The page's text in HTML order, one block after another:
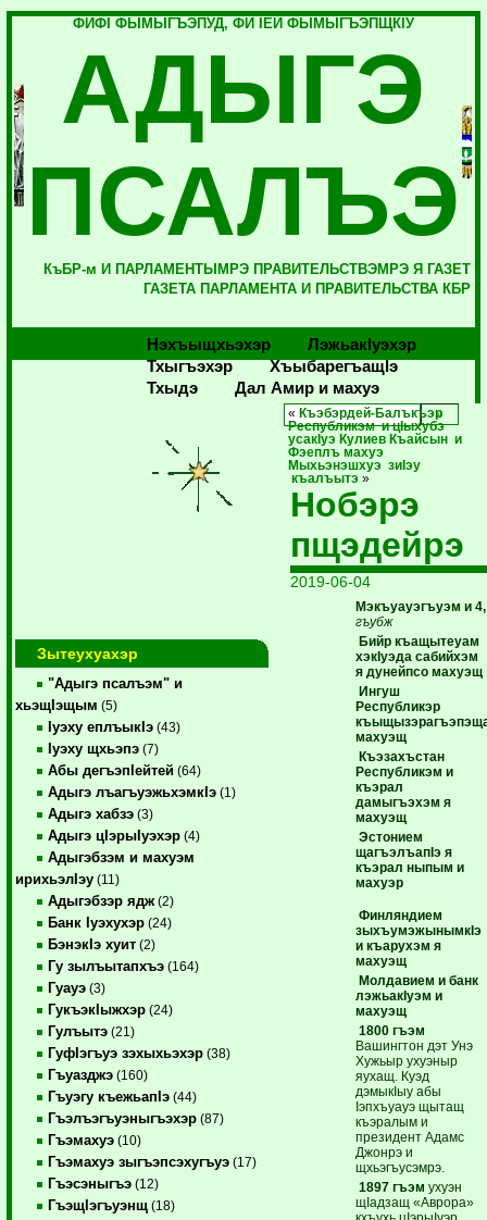
ФИФI ФЫМЫГЪЭПУД, ФИ IЕЙ ФЫМЫГЪЭПЩКIУ
АДЫГЭ
ПСАЛЪЭ
КъБР-м И ПАРЛАМЕНТЫМРЭ ПРАВИТЕЛЬСТВЭМРЭ Я ГАЗЕТ
ГАЗЕТА ПАРЛАМЕНТА И ПРАВИТЕЛЬСТВА КБР
Нэхъыщхьэхэр
Лэжьакlуэхэр
Тхыгъэхэр
Хъыбарегъащlэ
Тхыдэ
Дал Амир и махуэ
Зытеухуахэр
"Адыгэ псалъэм" и
хьэщIэщым (5)
Iуэху еплъыкIэ (43)
Iуэху щхьэпэ (7)
Абы дегъэпIейтей (64)
Адыгэ лъагъуэжьхэмкIэ (1)
Адыгэ хабзэ (3)
Адыгэ цIэрыIуэхэр (4)
Адыгэбзэм и махуэм
ирихьэлIэу (11)
Адыгэбзэр ядж (2)
Банк Iуэхухэр (24)
БэнэкIэ хуит (2)
Гу зылъытапхъэ (164)
Гуауэ (3)
ГукъэкIыжхэр (24)
Гулъытэ (21)
ГуфIэгъуэ зэхыхьэхэр (38)
Гъуазджэ (160)
Гъуэгу къежьапIэ (44)
Гъэлъэгъуэныгъэхэр (87)
Гъэмахуэ (10)
Гъэмахуэ зыгъэпсэхугъуэ (17)
Гъэсэныгъэ (12)
ГъэщIэгъуэнщ (18)
« Къэбэрдей-Балъкъэр
Республикэм и цIыхубэ
усакIуэ Кулиев Къайсын и
Фэеплъ махуэ
Мыхьэнэшхуэ зиIэу
къалъытэ »
Нобэрэ
пщэдейрэ
2019-06-04
Мэкъуауэгъуэм и 4,
гъубж
Бийр къащытеуам
хэкIуэда сабийхэм
я дунейпсо махуэщ
Ингуш
Республикэр
махуэщ
Къэзахъстан
Республикэм и
къэрал
дамыгъэхэм я
махуэщ
Эстонием
щагъэлъапIэ я
къэрал ныпым и
махуэр
Финляндием
зыхъумэжынымкIэ
и къарухэм я
махуэщ
Молдавием и банк
лэжьакIуэм и
махуэщ
1800 гъэм
Вашингтон дэт Унэ
Хужьыр ухуэныр
яухащ. Куэд
дэмыкIыу абы
Iэпхъуауэ щытащ
къэралым и
президент Адамс
Джонрэ и
щхьэгъусэмрэ.
1897 гъэм ухуэн
щIадзащ «Аврора»